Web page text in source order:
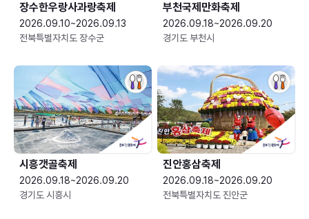
장수한우랑사과랑축제
2026.09.10~2026.09.13
전북특별자치도 장수군
부천국제만화축제
2026.09.18~2026.09.20
경기도 부천시
시흥갯골축제
2026.09.18~2026.09.20
경기도 시흥시
진안홍삼축제
2026.09.18~2026.09.20
전북특별자치도 진안군